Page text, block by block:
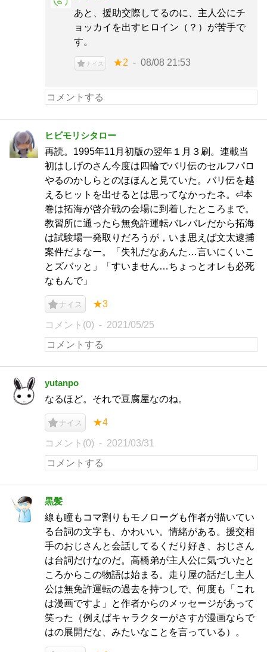
あと、援助交際してるのに、主人公にチ
ョッカイを出すヒロイン（？）が苦手で
す。
ナイス ★2 08/08 21:53
ヒビモリシタロー
再読。1995年11月初版の翌年１月３刷。連載当
初はしげのさん今度は四輪でバリ伝のセルフパロ
やるのかしらとのほほんと見ていた。バリ伝を越
えるヒットを出せるとは思ってなかったネ。⏎本
巻は拓海が啓介戦の会場に到着したところまで。
教習所に通ったら無免許運転バレバレだから拓海
は試験場一発取りだろうが，いま思えば文太逮捕
案件だよなー。「失礼だなあんた…言いにくいこ
とズバッと」「すいません…ちょっとオレも必死
なもんで」
ナイス ★3
コメント(0) 2021/05/25
yutanpo
なるほど。それで豆腐屋なのね。
ナイス ★4
コメント(0) 2021/03/31
黒髪
線も瞳もコマ割りもモノローグも作者が描いてい
る台詞の文字も、かわいい。情緒がある。援交相
手のおじさんと会話してるくだり好き、おじさん
は台詞だけなのだ。高橋弟が主人公に気づいたと
ころからこの物語は始まる。走り屋の話だし主人
公は無免許運転の過去を持つしで、何度も「これ
は漫画ですよ」と作者からのメッセージがあって
笑った（例えばキャラクターがさすが漫画ならで
はの展開だな、みたいなことを言っている）。